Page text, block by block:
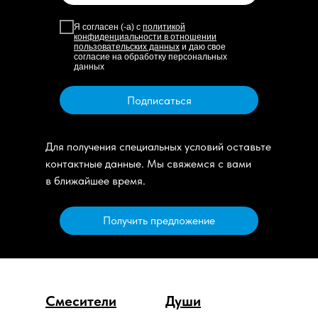
Я согласен (-а) с политикой
конфиденциальности в отношении
пользовательских данных и даю свое
согласие на обработку персональных
данных
Подписаться
Для получения специальных условий оставьте
контактные данные. Мы свяжемся с вами
в ближайшее время.
Получить предложение
Смесители Души